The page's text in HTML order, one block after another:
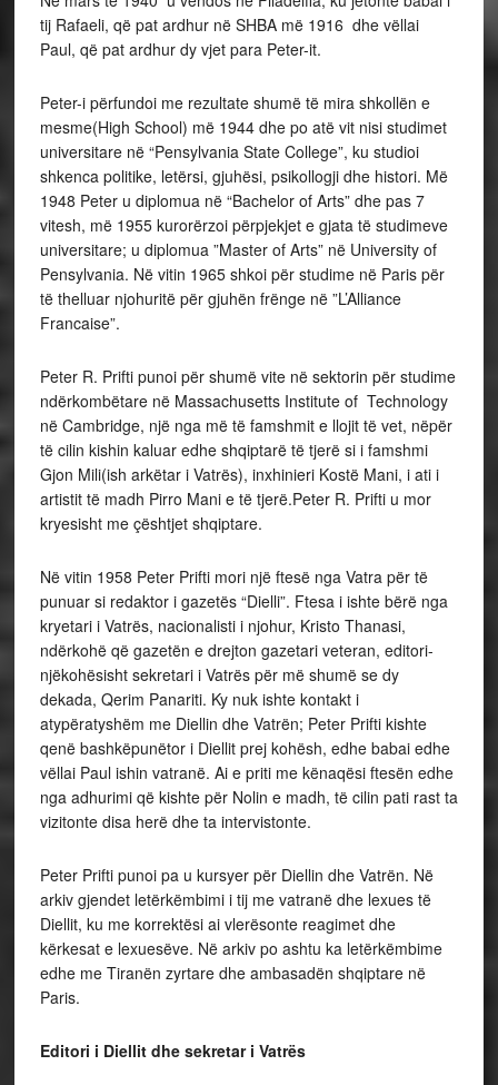
tij Rafaeli, që pat ardhur në SHBA më 1916 dhe vëllai
Paul, që pat ardhur dy vjet para Peter-it.
Peter-i përfundoi me rezultate shumë të mira shkollën e
mesme(High School) më 1944 dhe po atë vit nisi studimet
universitare në “Pensylvania State College”, ku studioi
shkenca politike, letërsi, gjuhësi, psikollogji dhe histori. Më
1948 Peter u diplomua në “Bachelor of Arts” dhe pas 7
vitesh, më 1955 kurorërzoi përpjekjet e gjata të studimeve
universitare; u diplomua ”Master of Arts” në University of
Pensylvania. Në vitin 1965 shkoi për studime në Paris për
të thelluar njohuritë për gjuhën frënge në ”L’Alliance
Francaise”.
Peter R. Prifti punoi për shumë vite në sektorin për studime
ndërkombëtare në Massachusetts Institute of Technology
në Cambridge, një nga më të famshmit e llojit të vet, nëpër
të cilin kishin kaluar edhe shqiptarë të tjerë si i famshmi
Gjon Mili(ish arkëtar i Vatrës), inxhinieri Kostë Mani, i ati i
artistit të madh Pirro Mani e të tjerë.Peter R. Prifti u mor
kryesisht me çështjet shqiptare.
Në vitin 1958 Peter Prifti mori një ftesë nga Vatra për të
punuar si redaktor i gazetës “Dielli”. Ftesa i ishte bërë nga
kryetari i Vatrës, nacionalisti i njohur, Kristo Thanasi,
ndërkohë që gazetën e drejton gazetari veteran, editori-
njëkohësisht sekretari i Vatrës për më shumë se dy
dekada, Qerim Panariti. Ky nuk ishte kontakt i
atypëratyshëm me Diellin dhe Vatrën; Peter Prifti kishte
qenë bashkëpunëtor i Diellit prej kohësh, edhe babai edhe
vëllai Paul ishin vatranë. Ai e priti me kënaqësi ftesën edhe
nga adhurimi që kishte për Nolin e madh, të cilin pati rast ta
vizitonte disa herë dhe ta intervistonte.
Peter Prifti punoi pa u kursyer për Diellin dhe Vatrën. Në
arkiv gjendet letërkëmbimi i tij me vatranë dhe lexues të
Diellit, ku me korrektësi ai vlerësonte reagimet dhe
kërkesat e lexuesëve. Në arkiv po ashtu ka letërkëmbime
edhe me Tiranën zyrtare dhe ambasadën shqiptare në
Paris.
Editori i Diellit dhe sekretar i Vatrës